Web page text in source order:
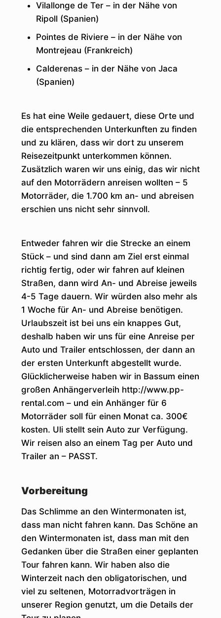
Vilallonge de Ter – in der Nähe von
Ripoll (Spanien)
Pointes de Riviere – in der Nähe von
Montrejeau (Frankreich)
Calderenas – in der Nähe von Jaca
(Spanien)
Es hat eine Weile gedauert, diese Orte und
die entsprechenden Unterkunften zu finden
und zu klären, dass wir dort zu unserem
Reisezeitpunkt unterkommen können.
Zusätzlich waren wir uns einig, das wir nicht
auf den Motorrädern anreisen wollten – 5
Motorräder, die 1.700 km an- und abreisen
erschien uns nicht sehr sinnvoll.
Entweder fahren wir die Strecke an einem
Stück – und sind dann am Ziel erst einmal
richtig fertig, oder wir fahren auf kleinen
Straßen, dann wird An- und Abreise jeweils
4-5 Tage dauern. Wir würden also mehr als
1 Woche für An- und Abreise benötigen.
Urlaubszeit ist bei uns ein knappes Gut,
deshalb haben wir uns für eine Anreise per
Auto und Trailer entschlossen, der dann an
der ersten Unterkunft abgestellt wurde.
Glücklicherweise haben wir in Bassum einen
großen Anhängerverleih http://www.pp-
rental.com – und ein Anhänger für 6
Motorräder soll für einen Monat ca. 300€
kosten. Uli stellt sein Auto zur Verfügung.
Wir reisen also an einem Tag per Auto und
Trailer an – PASST.
Vorbereitung
Das Schlimme an den Wintermonaten ist,
dass man nicht fahren kann. Das Schöne an
den Wintermonaten ist, dass man mit den
Gedanken über die Straßen einer geplanten
Tour fahren kann. Wir haben also die
Winterzeit nach den obligatorischen, und
viel zu seltenen, Motorradvorträgen in
unserer Region genutzt, um die Details der